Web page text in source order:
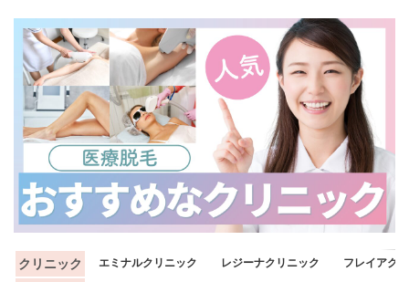
クリニック エミナルクリニック レジーナクリニック フレイアク